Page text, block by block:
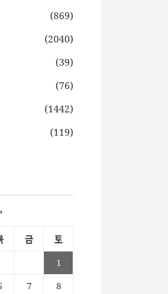
(869)
(2040)
(39)
(76)
(1442)
(119)
금 토
1
7
8